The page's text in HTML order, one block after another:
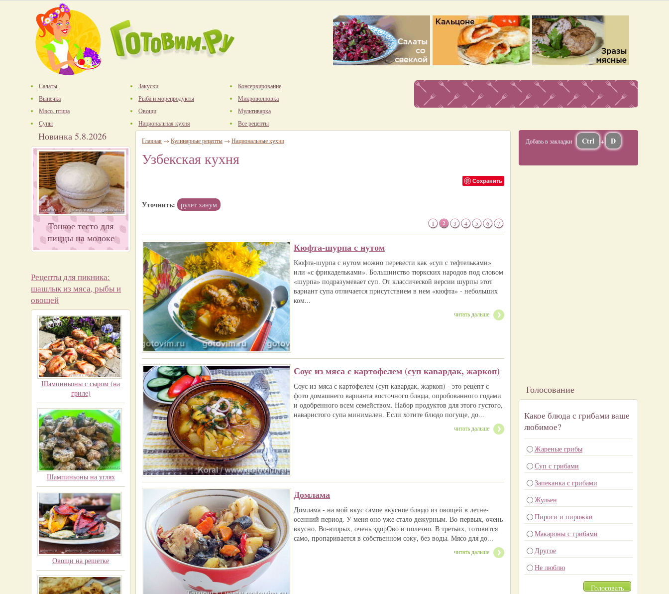
Салаты
Выпечка
Мясо, птица
Супы
Закуски
Рыба и морепродукты
Овощи
Национальная кухня
Консервирование
Микроволновка
Мультиварка
Все рецепты
Новинка 5.8.2026
Тонкое тесто для
пиццы на молоке
Рецепты для пикника:
шашлык из мяса, рыбы и
овощей
Шампиньоны с сыром (на
гриле)
Шампиньоны на углях
Овощи на решетке
Главная → Кулинарные рецепты → Национальные кухни
Узбекская кухня
Сохранить
Уточнить: рулет ханум
1 2 3 4 5 6 7
Кюфта-шурпа с нутом
Кюфта-шурпа с нутом можно перевести как «суп с тефтельками»
или «с фрикадельками». Большинство тюркских народов под словом
«шурпа» подразумевает суп. От классической версии шурпы этот
вариант супа отличается присутствием в нем «кюфта» - небольших
ком...
читать дальше
Соус из мяса с картофелем (суп кавардак, жаркоп)
Соус из мяса с картофелем (суп кавардак, жаркоп) - это рецепт с
фото домашнего варианта восточного блюда, опробованного годами
и одобренного всем семейством. Набор продуктов для этого густого,
наваристого супа минимален. Если хотите блюдо погуще, до...
читать дальше
Домлама
Домлама - на мой вкус самое вкусное блюдо из овощей в летне-
осенний период. У меня оно уже стало дежурным. Во-первых, очень
вкусно. Во-вторых, очень здорОво и полезно. В третьих, готовится
само, пропаривается в собственном соку, без воды. Мясо для до...
читать дальше
Добавь в закладки Ctrl + D
Голосование
Какое блюда с грибами ваше
любимое?
Жареные грибы
Суп с грибами
Запеканка с грибами
Жульен
Пироги и пирожки
Макароны с грибами
Другое
Не люблю
Голосовать